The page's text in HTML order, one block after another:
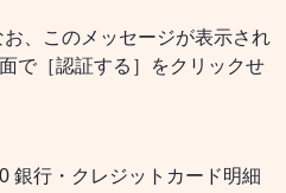
、
このメッセージが表示され
で［認証する］をクリックせ
銀行・クレジットカード明細